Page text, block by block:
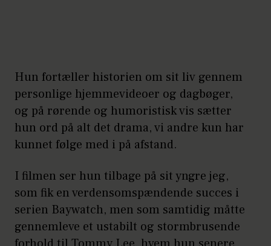
Hun fortæller historien om sit liv gennem
personlige hjemmevideoer og dagbøger,
og på rørende og humoristisk vis sætter
hun ord på alt det drama, vi andre kun har
kunnet følge med i på afstand.
I filmen ser hun tilbage på sit yngre jeg,
som fik en verdensomspændende succes i
serien Baywatch, men som samtidig måtte
gennemleve et ustabilt og stormbrusende